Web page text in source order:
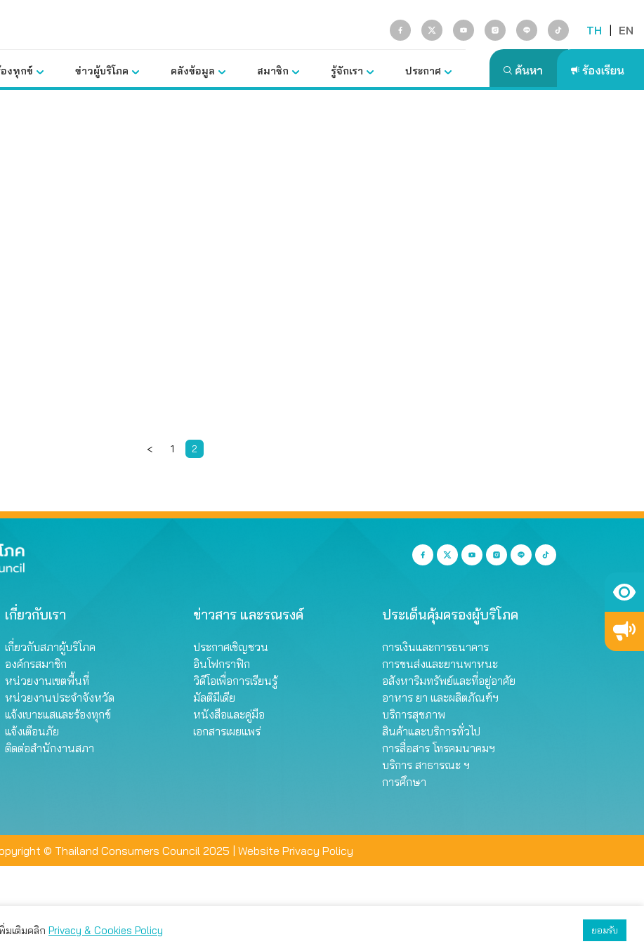
TH | EN
องทุกข์ ข่าวผู้บริโภค คลังข้อมูล สมาชิก รู้จักเรา ประกาศ
< 1 2
เกี่ยวกับเรา
เกี่ยวกับสภาผู้บริโภค
องค์กรสมาชิก
หน่วยงานเขตพื้นที่
หน่วยงานประจำจังหวัด
แจ้งเบาะแสและร้องทุกข์
แจ้งเตือนภัย
ติดต่อสำนักงานสภา
ข่าวสาร และรณรงค์
ประกาศเชิญชวน
อินโฟกราฟิก
วิดีโอเพื่อการเรียนรู้
มัลติมีเดีย
หนังสือและคู่มือ
เอกสารเผยแพร่
ประเด็นคุ้มครองผู้บริโภค
การเงินและการธนาคาร
การขนส่งและยานพาหนะ
อสังหาริมทรัพย์และที่อยู่อาศัย
อาหาร ยา และผลิตภัณฑ์ฯ
บริการสุขภาพ
สินค้าและบริการทั่วไป
การสื่อสาร โทรคมนาคมฯ
บริการ สาธารณะ ฯ
การศึกษา
© Thailand Consumers Council 2025 | Website Privacy Policy
มเติมคลิก Privacy & Cookies Policy ยอมรับ
น คุณสามารถเลือกตั้งค่าความเป็นส่วนตัวได้